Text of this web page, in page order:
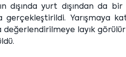
dışında yurt dışından da
Yarışmaya
layık